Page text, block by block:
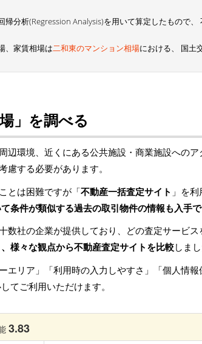
分析(Regression Analysis)を用いて算定したもので
、家賃相場は二和東のマンション相場における、 国土
」を調べる
辺環境、近くにある公共施設・商業施設への
する必要があります。
とは困難ですが「不動産一括査定サイト 」を
条件が類似する過去の取引物件の情報も入手
数社の企業が提供しており、どの査定サービ
様々な観点から不動産査定サイトを比較しま
エリア」「利用時の入力しやすさ」「個人情
てご利用いただけます。